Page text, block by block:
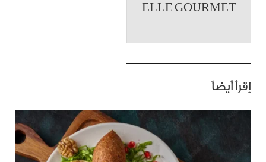
ELLE GOURMET
إقرأ أيضاً